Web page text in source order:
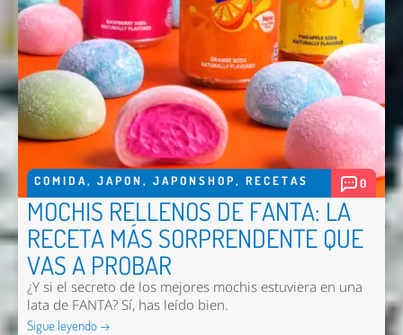
COMIDA, JAPON , JAPONSHOP, RECETAS 0
MOCHIS RELLENOS DE FANTA: LA
RECETA MÁS SORPRENDENTE QUE
VAS A PROBAR
¿Y si el secreto de los mejores mochis estuviera en una
lata de FANTA? Sí, has leído bien.
Sigue leyendo →
Nombre *
Email *
Comentario *